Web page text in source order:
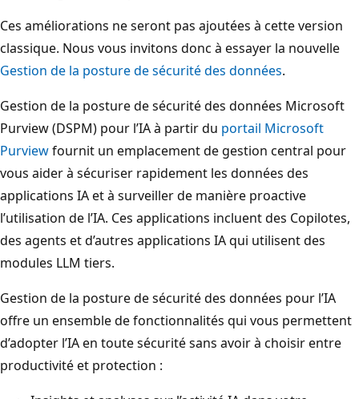
Ces améliorations ne seront pas ajoutées à cette version
classique. Nous vous invitons donc à essayer la nouvelle
Gestion de la posture de sécurité des données.
Gestion de la posture de sécurité des données Microsoft
Purview (DSPM) pour l’IA à partir du portail Microsoft
Purviewfournit un emplacement de gestion central pour
vous aider à sécuriser rapidement les données des
applications IA et à surveiller de manière proactive
l’utilisation de l’IA. Ces applications incluent des Copilotes,
des agents et d’autres applications IA qui utilisent des
modules LLM tiers.
Gestion de la posture de sécurité des données pour l’IA
offre un ensemble de fonctionnalités qui vous permettent
d’adopter l’IA en toute sécurité sans avoir à choisir entre
productivité et protection :